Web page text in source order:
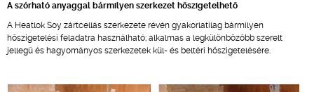
A szórható anyaggal bármilyen szerkezet hőszigetelhető
A Heatlok Soy zártcellás szerkezete révén gyakorlatilag bármilyen
hőszigetelési feladatra használható; alkalmas a legkülönbözőbb szerelt
jellegű és hagyományos szerkezetek kül- és beltéri hőszigetelésére.